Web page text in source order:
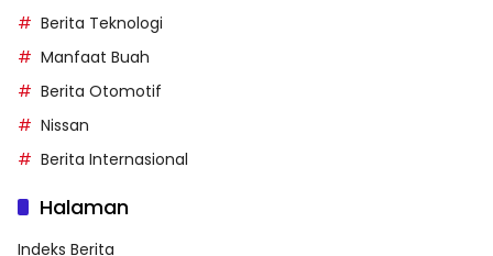
Berita Teknologi
Manfaat Buah
Berita Otomotif
Nissan
Berita Internasional
Halaman
Indeks Berita